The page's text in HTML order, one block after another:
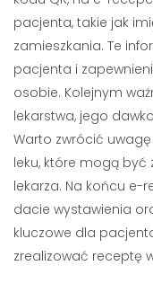
pacjenta, takie jak
zamieszkania. Te
pacjenta i
osobie. Kolejnym
lekarstwa, jego
Warto zwrócić
leku, które mogą
lekarza. Na końcu e-
dacie wystawienia
kluczowe dla
zrealizować receptę